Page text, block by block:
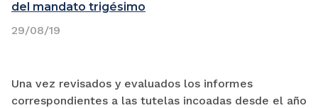
del mandato trigésimo
Una vez revisados y evaluados los informes
correspondientes a las tutelas incoadas desde el año
29/08/19